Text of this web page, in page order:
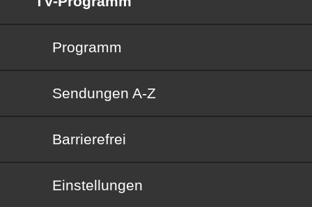
Programm
Sendungen von A bis Z
Sendungen A-Z
Barrierefrei
Barrierefrei
Einstellungen